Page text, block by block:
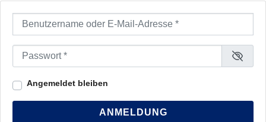
Benutzername oder E-Mail-Adresse
Passwort
Angemeldet bleiben
ANMELDUNG